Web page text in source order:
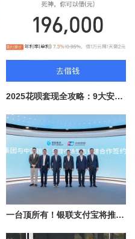
2025花呗套现全攻略：9大安全方法+风控破解实战指南
一台顶所有！银联支付宝将推出全能支付新设备